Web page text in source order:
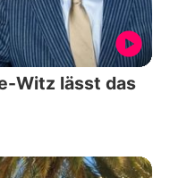
Witz lässt das